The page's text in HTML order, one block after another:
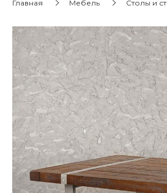
Главная Мебель Столы и